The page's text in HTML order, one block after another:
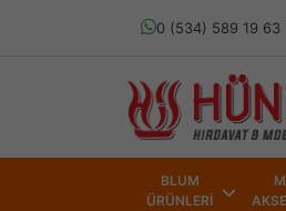
0 (534) 589 19 63
BLUM
ÜRÜNLERİ